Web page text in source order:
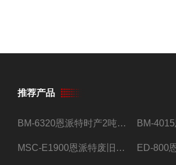
推荐产品
BM-6320恩派特时产2吨合金钢屑压饼机
MSC-E1900恩派特废旧锂电池极片破碎处理设备